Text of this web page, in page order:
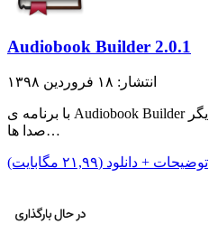
Audiobook Builder 2.0.1
انتشار: ۱۸ فروردین ۱۳۹۸
با برنامه ی Audiobook Builder می توانید کتاب های صوتی و دیگر
صدا ها…
توضیحات + دانلود (۲۱,۹۹ مگابایت)